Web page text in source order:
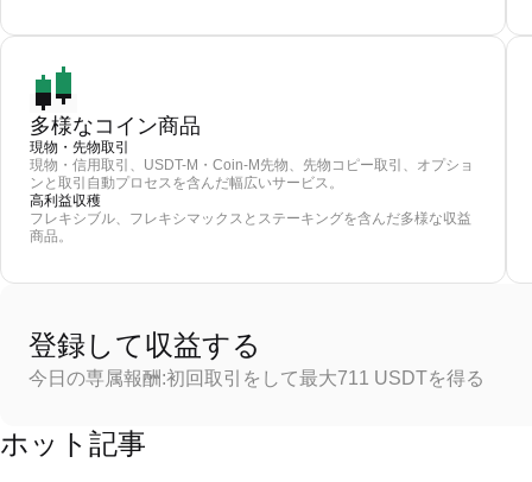
多様なコイン商品
現物・先物取引
現物・信用取引、USDT-M・Coin-M先物、先物コピー取引、オプショ
ンと取引自動プロセスを含んだ幅広いサービス。
高利益収穫
フレキシブル、フレキシマックスとステーキングを含んだ多様な収益
商品。
登録して収益する
今日の専属報酬:初回取引をして最大711 USDTを得る
ホット記事